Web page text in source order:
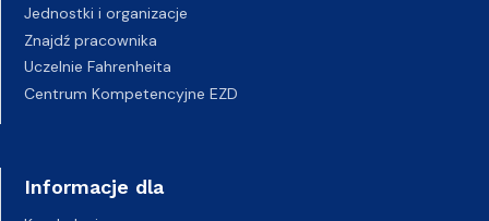
Jednostki i organizacje
Znajdź pracownika
Uczelnie Fahrenheita
Centrum Kompetencyjne EZD
Informacje dla